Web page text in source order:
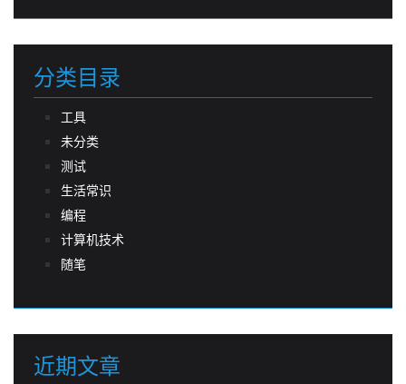
分类目录
工具
未分类
测试
生活常识
编程
计算机技术
随笔
近期文章